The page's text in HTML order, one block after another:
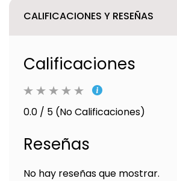
CALIFICACIONES Y RESEÑAS
Calificaciones
0.0 / 5 (No Calificaciones)
Reseñas
No hay reseñas que mostrar.